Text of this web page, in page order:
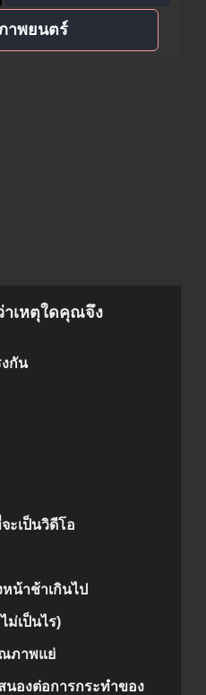
าพยนตร์
าเหตุใดคุณจึง
งกัน
ะเป็นวิดีโอ
น้าช้าเกินไป
ม่เป็นไร)
ภาพแย่
นองต่อการกระทำของ